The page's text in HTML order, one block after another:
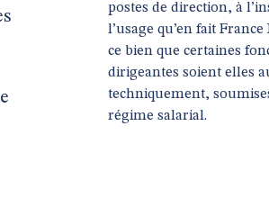
postes de direction, à
l’usage qu’en fait
ce bien que certaines
dirigeantes soient elles
techniquement,
régime salarial.